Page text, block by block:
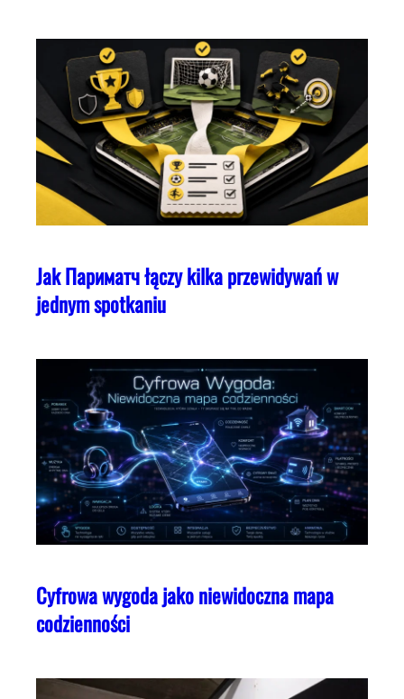
Jak Париматч łączy kilka przewidywań w
jednym spotkaniu
Cyfrowa wygoda jako niewidoczna mapa
codzienności